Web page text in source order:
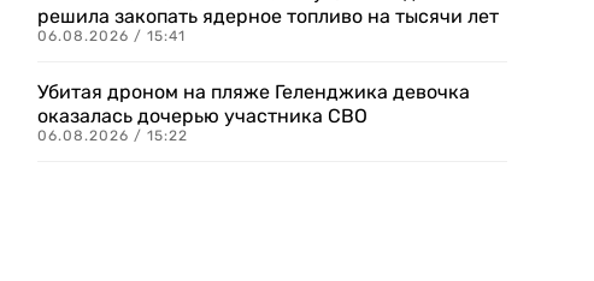
решила закопать ядерное топливо на тысячи лет
06.08.2026 / 15:41
Убитая дроном на пляже Геленджика девочка
оказалась дочерью участника СВО
06.08.2026 / 15:22